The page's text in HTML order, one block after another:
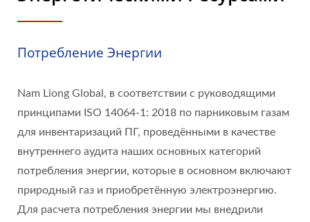
Потребление Энергии
Nam Liong Global, в соответствии с руководящими
принципами ISO 14064-1: 2018 по парниковым газам
для инвентаризаций ПГ, проведёнными в качестве
внутреннего аудита наших основных категорий
потребления энергии, которые в основном включают
природный газ и приобретённую электроэнергию.
Для расчета потребления энергии мы внедрили